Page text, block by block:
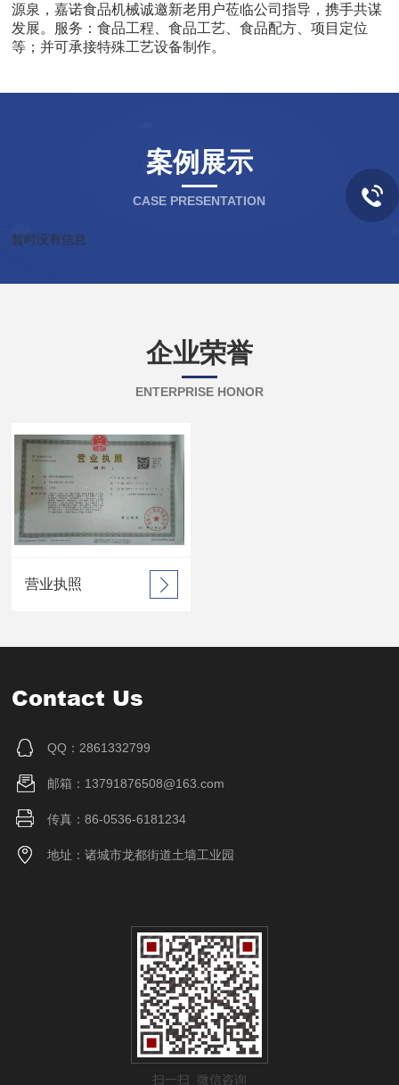
源泉，嘉诺食品机械诚邀新老用户莅临公司指导，携手共谋
发展。服务：食品工程、食品工艺、食品配方、项目定位
等；并可承接特殊工艺设备制作。
案例展示
CASE PRESENTATION
暂时没有信息
企业荣誉
ENTERPRISE HONOR
营业执照
Contact Us
QQ：2861332799
邮箱：13791876508@163.com
传真：86-0536-6181234
地址：诸城市龙都街道土墙工业园
扫一扫 微信咨询